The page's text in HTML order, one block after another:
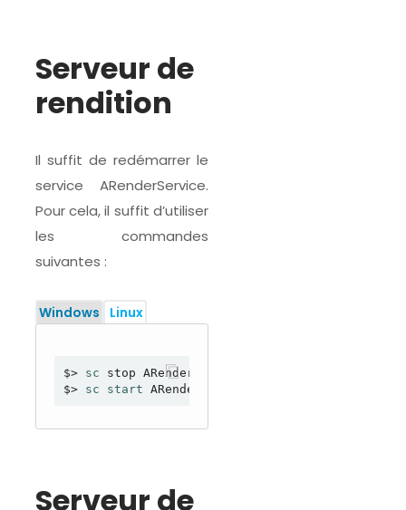
Serveur de
rendition
Il suffit de redémarrer le
service ARenderService.
Pour cela, il suffit d’utiliser
les commandes
suivantes :
Windows Linux
$> sc stop ARenderRenditionService
$> sc start
Serveur de